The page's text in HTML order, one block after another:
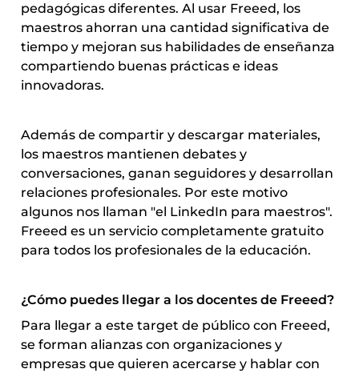
pedagógicas diferentes. Al usar Freeed, los
maestros ahorran una cantidad significativa de
tiempo y mejoran sus habilidades de enseñanza
compartiendo buenas prácticas e ideas
innovadoras.
Además de compartir y descargar materiales,
los maestros mantienen debates y
conversaciones, ganan seguidores y desarrollan
relaciones profesionales. Por este motivo
algunos nos llaman "el LinkedIn para maestros".
Freeed es un servicio completamente gratuito
para todos los profesionales de la educación.
¿Cómo puedes llegar a los docentes de Freeed?
Para llegar a este target de público con Freeed,
se forman alianzas con organizaciones y
empresas que quieren acercarse y hablar con